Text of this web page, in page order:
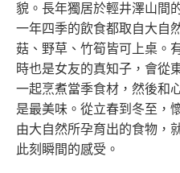
貌。長年獨居於輕井澤山間
一年四季的飲食都取自大自
菇、野草、竹筍皆可上桌。
時也是女友的真知子，會從
一起烹煮當季食材，然後和
是最美味。從立春到冬至，
由大自然所孕育出的食物，
此刻瞬間的感受。